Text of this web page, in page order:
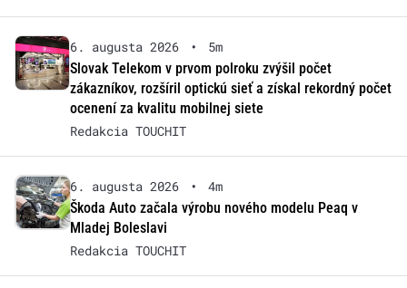
6. augusta 2026 •
5m
Slovak Telekom v prvom polroku zvýšil počet
zákazníkov, rozšíril optickú sieť a získal rekordný počet
ocenení za kvalitu mobilnej siete
Redakcia TOUCHIT
6. augusta 2026 •
4m
Škoda Auto začala výrobu nového modelu Peaq v
Mladej Boleslavi
Redakcia TOUCHIT